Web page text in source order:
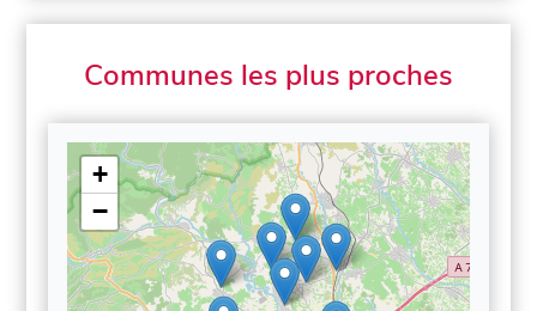
Communes les plus proches
+
−